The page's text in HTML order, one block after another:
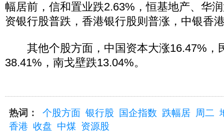
幅居前，信和置业跌2.63%，恒基地产、华
资银行股普跌，香港银行股则普涨，中银香
其他个股方面，中国资本大涨16.47%，
38.41%，南戈壁跌13.04%。
热词： 个股方面 银行股 国企指数 跌幅居 周二
香港 收盘 中煤 资源股